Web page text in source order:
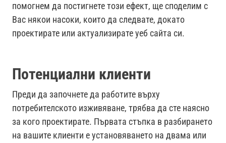
помогнем да постигнете този ефект, ще споделим с
Вас някои насоки, които да следвате, докато
проектирате или актуализирате уеб сайта си.
Потенциални клиенти
Преди да започнете да работите върху
потребителското изживяване, трябва да сте наясно
за кого проектирате. Първата стъпка в разбирането
на вашите клиенти е установяването на двама или